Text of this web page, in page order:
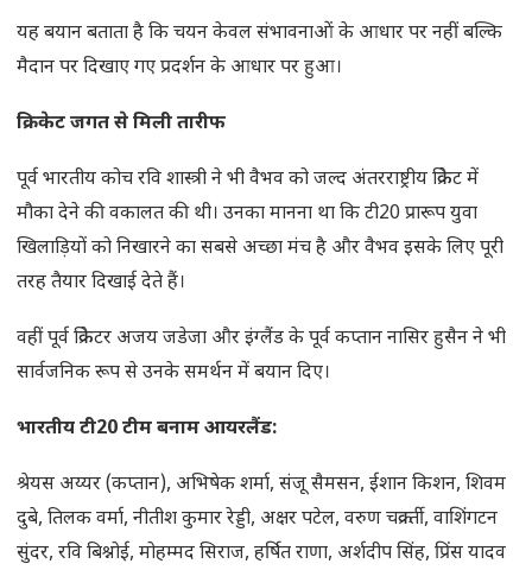
यह बयान बताता है कि चयन केवल संभावनाओं के आधार पर नहीं बल्कि
मैदान पर दिखाए गए प्रदर्शन के आधार पर हुआ।
क्रिकेट जगत से मिली तारीफ
पूर्व भारतीय कोच रवि शास्त्री ने भी वैभव को जल्द अंतरराष्ट्रीय क्रिकेट में
मौका देने की वकालत की थी। उनका मानना था कि टी20 प्रारूप युवा
खिलाड़ियों को निखारने का सबसे अच्छा मंच है और वैभव इसके लिए पूरी
तरह तैयार दिखाई देते हैं।
वहीं पूर्व क्रिकेटर अजय जडेजा और इंग्लैंड के पूर्व कप्तान नासिर हुसैन ने भी
सार्वजनिक रूप से उनके समर्थन में बयान दिए।
भारतीय टी20 टीम बनाम आयरलैंड:
श्रेयस अय्यर (कप्तान), अभिषेक शर्मा, संजू सैमसन, ईशान किशन, शिवम
दुबे, तिलक वर्मा, नीतीश कुमार रेड्डी, अक्षर पटेल, वरुण चक्रवर्ती, वाशिंगटन
सुंदर, रवि बिश्नोई, मोहम्मद सिराज, हर्षित राणा, अर्शदीप सिंह, प्रिंस यादव